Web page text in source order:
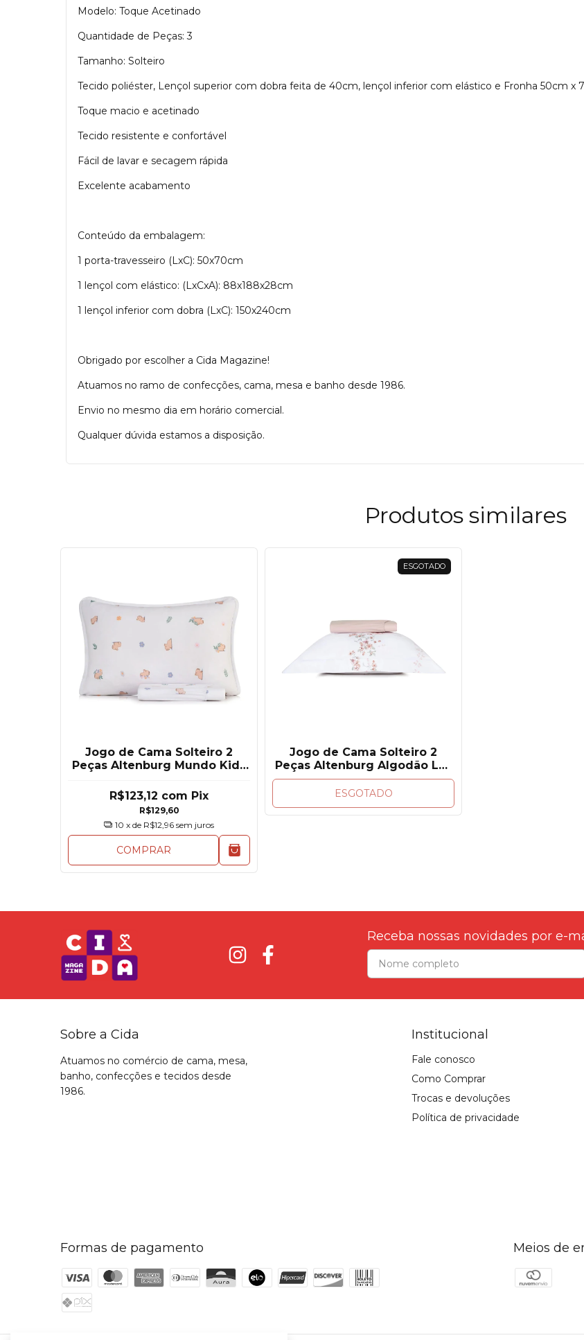
Modelo: Toque Acetinado
Quantidade de Peças: 3
Tamanho: Solteiro
Tecido poliéster, Lençol superior com dobra feita de 40cm, lençol inferior com elástico e Fronha 50cm x
Toque macio e acetinado
Tecido resistente e confortável
Fácil de lavar e secagem rápida
Excelente acabamento
Conteúdo da embalagem:
1 porta-travesseiro (LxC): 50x70cm
1 lençol com elástico: (LxCxA): 88x188x28cm
1 lençol inferior com dobra (LxC): 150x240cm
Obrigado por escolher a Cida Magazine!
Atuamos no ramo de confecções, cama, mesa e banho desde 1986.
Envio no mesmo dia em horário comercial.
Qualquer dúvida estamos a disposição.
Produtos similares
Jogo de Cama Solteiro 2
Peças Altenburg Mundo Kids
R$129,60
R$123,12 com Pix
10 x de R$12,96 sem juros
COMPRAR
ESGOTADO
Jogo de Cama Solteiro 2
Peças Altenburg Algodão Lux
200 Fios
ESGOTADO
Receba nossas novidades por e-
Sobre a Cida
Atuamos no comércio de cama, mesa,
banho, confecções e tecidos desde
1986.
Institucional
Fale conosco
Como Comprar
Trocas e devoluções
Política de privacidade
Formas de pagamento Meios de